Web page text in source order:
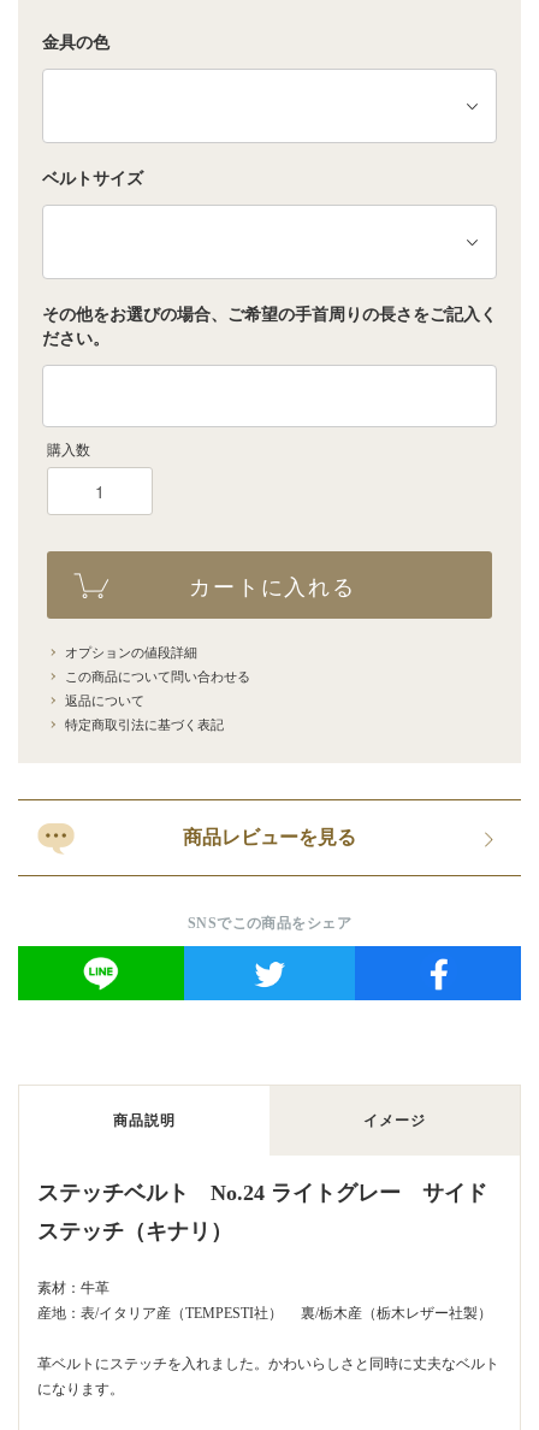
金具の色
ベルトサイズ
その他をお選びの場合、ご希望の手首周りの長さをご記入く
ださい。
購入数
カートに入れる
オプションの値段詳細
この商品について問い合わせる
返品について
特定商取引法に基づく表記
商品レビューを見る
SNSでこの商品をシェア
商品説明 イメージ
ステッチベルト No.24 ライトグレー サイド
ステッチ（キナリ）
素材：牛革
産地：表/イタリア産（TEMPESTI社） 裏/栃木産（栃木レザー社製）
革ベルトにステッチを入れました。かわいらしさと同時に丈夫なベルト
になります。